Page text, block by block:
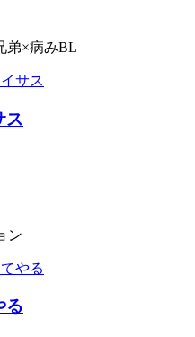
弟×病みBL
ス
ン
る